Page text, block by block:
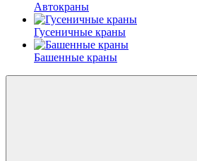
Автокраны
Гусеничные краны
Башенные краны